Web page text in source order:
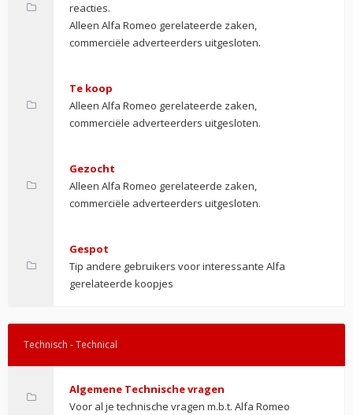
reacties.
Alleen Alfa Romeo gerelateerde zaken,
commerciële adverteerders uitgesloten.
Te koop
Alleen Alfa Romeo gerelateerde zaken,
commerciële adverteerders uitgesloten.
Gezocht
Alleen Alfa Romeo gerelateerde zaken,
commerciële adverteerders uitgesloten.
Gespot
Tip andere gebruikers voor interessante Alfa
gerelateerde koopjes
Technisch - Technical
Algemene Technische vragen
Voor al je technische vragen m.b.t. Alfa Romeo